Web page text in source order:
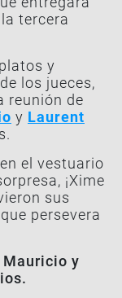
tercera
y
los jueces,
reunión de
y Laurent
el vestuario
¡Xime
sus
persevera
y